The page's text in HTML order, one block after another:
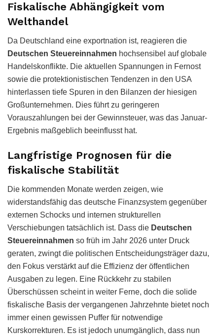
Fiskalische Abhängigkeit vom
Welthandel
Da Deutschland eine exportnation ist, reagieren die
Deutschen Steuereinnahmen hochsensibel auf globale
Handelskonflikte. Die aktuellen Spannungen in Fernost
sowie die protektionistischen Tendenzen in den USA
hinterlassen tiefe Spuren in den Bilanzen der hiesigen
Großunternehmen. Dies führt zu geringeren
Vorauszahlungen bei der Gewinnsteuer, was das Januar-
Ergebnis maßgeblich beeinflusst hat.
Langfristige Prognosen für die
fiskalische Stabilität
Die kommenden Monate werden zeigen, wie
widerstandsfähig das deutsche Finanzsystem gegenüber
externen Schocks und internen strukturellen
Verschiebungen tatsächlich ist. Dass die Deutschen
Steuereinnahmen so früh im Jahr 2026 unter Druck
geraten, zwingt die politischen Entscheidungsträger dazu,
den Fokus verstärkt auf die Effizienz der öffentlichen
Ausgaben zu legen. Eine Rückkehr zu stabilen
Überschüssen scheint in weiter Ferne, doch die solide
fiskalische Basis der vergangenen Jahrzehnte bietet noch
immer einen gewissen Puffer für notwendige
Kurskorrekturen. Es ist jedoch unumgänglich, dass nun